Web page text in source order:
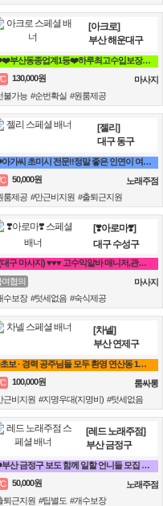
[아크로]
부산 해운대구
❤️❤️부산동종업계1등❤️하루최고수입보장❤️❤️
130,000원
마사지
불가능 #순번확실 #원룸제공
[젤리]
대구 동구
❤️아가씨 초미시 전문!!정말 좋은 인연이 여기 있어용!!❤️
50,000원
노래주점
룸제공 #만근비지원 #출퇴근지원
[❣️아로마❣️]
대구 수성구
❣️(대구 마사지) ♥♥♥ 고수익알바 매니저,관리사 급구 ♥♥♥❣️
여협의
마사지
수보장 #텃세없음 #숙식제공
[차넬]
부산 연제구
✨초보 · 경력 공주님들 모두 환영 연산동 1등업소✨
100,000원
룸싸롱
근비지원 #지명우대(지명비) #텃세없음
[레드 노래주점]
부산 금정구
❤️부산 금정구 보도 함께 일할 언니들 모집 노래방알바❤️
50,000원
노래주점
퇴근지원 #팁별도 #개수보장